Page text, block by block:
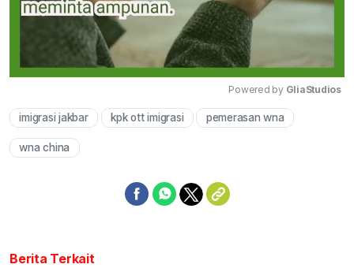
Mute
Powered by GliaStudios
imigrasi jakbar kpk ott imigrasi pemerasan wna
wna china
Berita Terkait